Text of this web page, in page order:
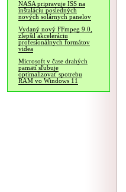
NASA pripravuje ISS na
inštaláciu posledných
nových solárnych panelov
Vydaný nový FFmpeg 9.0,
zlepšil akceleráciu
profesionálnych formátov
videa
Microsoft v čase drahých
pamätí sľubuje
optimalizovať spotrebu
RAM vo Windows 11